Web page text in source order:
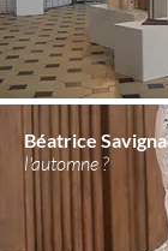
Béatrice
l'automne ?